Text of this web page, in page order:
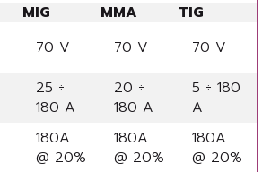
MIG
MMA
TIG
70 V 70 V 70 V
25 ÷
180 A
20 ÷
180 A
5 ÷ 180
A
180A
@ 20%
180A
@ 20%
180A
@ 20%